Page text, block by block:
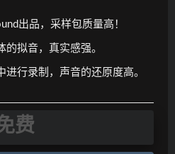
出品，采样包质量高！
的拟音，真实感强。
进行录制，声音的还原度高。
费